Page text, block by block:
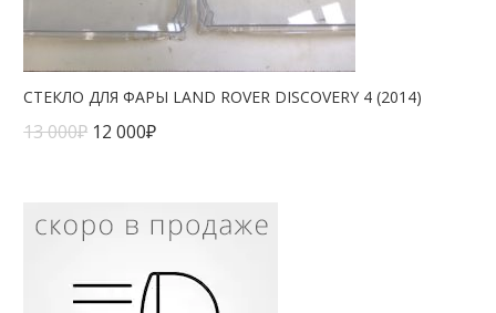
СТЕКЛО ДЛЯ ФАРЫ LAND ROVER DISCOVERY 4 (2014)
13 000₽ 12 000₽